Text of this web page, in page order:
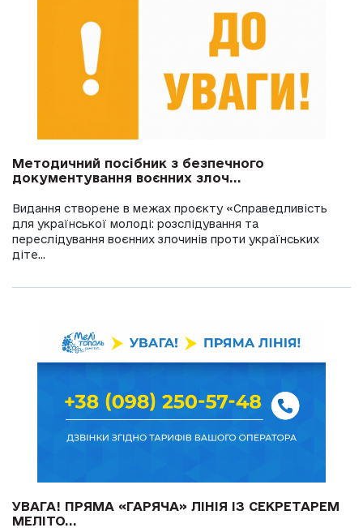
Методичний посібник з безпечного
документування воєнних злоч...
Видання створене в межах проєкту «Справедливість
для української молоді: розслідування та
переслідування воєнних злочинів проти українських
діте...
УВАГА! ПРЯМА «ГАРЯЧА» ЛІНІЯ ІЗ СЕКРЕТАРЕМ
МЕЛІТО...